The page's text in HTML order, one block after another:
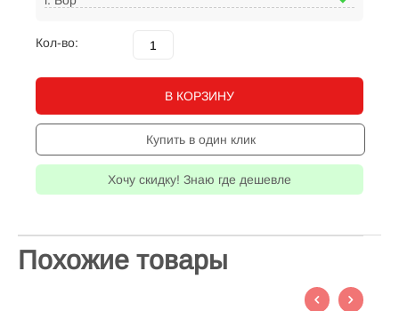
Кол-во:
В КОРЗИНУ
Купить в один клик
Хочу скидку! Знаю где дешевле
Похожие товары